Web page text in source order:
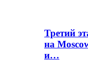
Третий
на
и…